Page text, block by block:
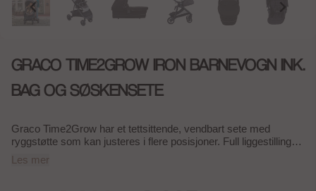
GRACO TIME2GROW IRON BARNEVOGN INK.
BAG OG SØSKENSETE
Graco Time2Grow har et tettsittende, vendbart sete med
ryggstøtte som kan justeres i flere posisjoner. Full liggestilling
gjør at barnet kan sove godt i vognen. Setet har også en
justerbar fotstøtte og en sele som er justerbar i høyden og kan
Les mer